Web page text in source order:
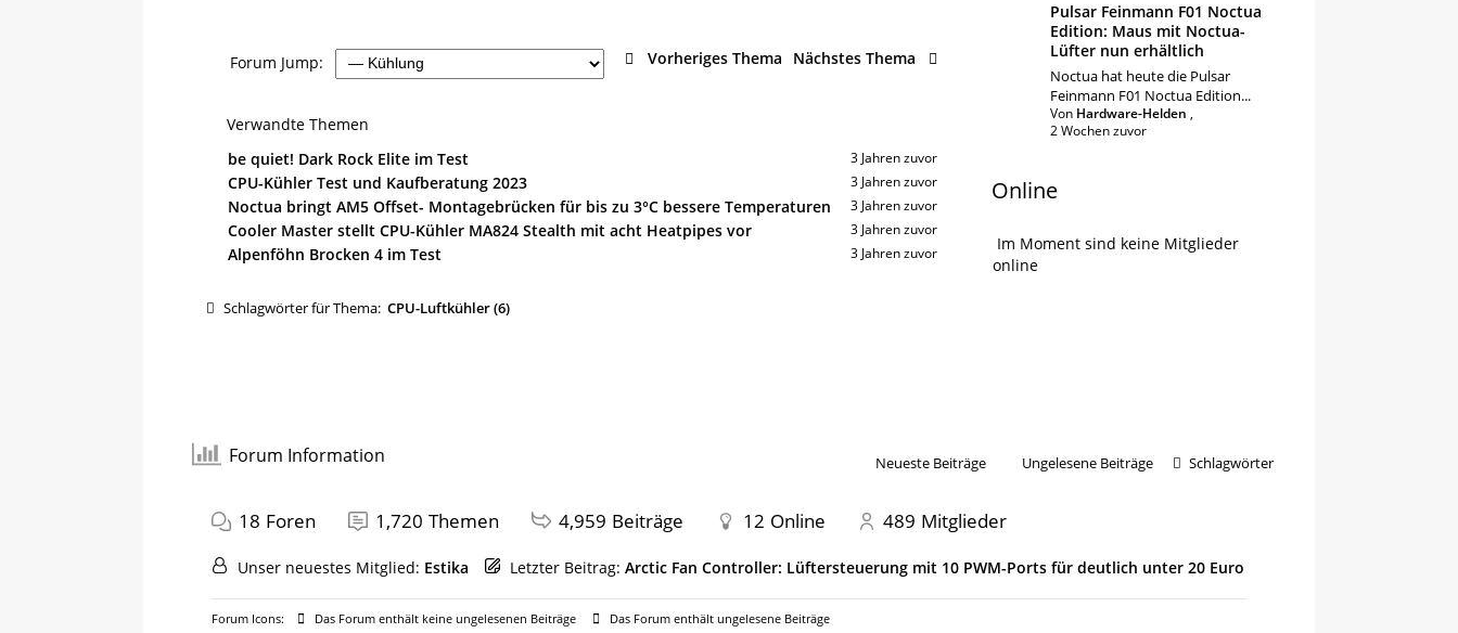
Forum Jump: Vorheriges Thema Nächstes Thema
Verwandte Themen
be quiet! Dark Rock Elite im Test
3 Jahren zuvor
CPU-Kühler Test und Kaufberatung 2023 3 Jahren zuvor
Noctua bringt AM5 Offset- Montagebrücken für bis zu 3°C bessere Temperaturen 3 Jahren zuvor
Cooler Master stellt CPU-Kühler MA824 Stealth mit acht Heatpipes vor 3 Jahren zuvor
Alpenföhn Brocken 4 im Test 3 Jahren zuvor
Schlagwörter für Thema:CPU-Luftkühler (6)
Pulsar Feinmann F01 Noctua
Edition: Maus mit Noctua-
Lüfter nun erhältlich
Noctua hat heute die Pulsar
Feinmann F01 Noctua Edition...
Von Hardware-Helden ,
2 Wochen zuvor
Online
Im Moment sind keine Mitglieder
online
Forum Information Neueste Beiträge Ungelesene Beiträge Schlagwörter
18 Foren 1,720 Themen 4,959 Beiträge 12 Online 489 Mitglieder
Unser neuestes Mitglied: Estika Letzter Beitrag: Arctic Fan Controller: Lüftersteuerung mit 10 PWM-Ports für deutlich unter 20 Euro
Forum Icons: Das Forum enthält keine ungelesenen Beiträge
Das Forum enthält ungelesene Beiträge